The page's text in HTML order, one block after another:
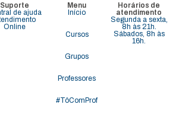
Suporte
de ajuda
Online
Menu
Início
Cursos
Grupos
Professores
#TôComProf
Horários de
atendimento
Segunda a sexta,
8h às 21h.
Sábados, 8h às
16h.